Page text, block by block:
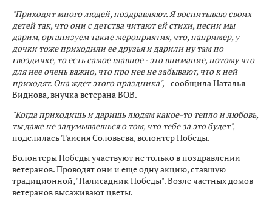
"Приходит много людей, поздравляют. Я воспитываю своих
детей так, что они с детства читают ей стихи, песни мы
дарим, организуем такие мероприятия, что, например, у
дочки тоже приходили ее друзья и дарили ну там по
гвоздичке, то есть самое главное - это внимание, потому что
для нее очень важно, что про нее не забывают, что к ней
приходят. Она ждет этого праздника", - сообщила Наталья
Виднова, внучка ветерана ВОВ.
"Когда приходишь и даришь людям какое-то тепло и любовь,
ты даже не задумываешься о том, что тебе за это будет", -
поделилась Таисия Соловьева, волонтер Победы.
Волонтеры Победы участвуют не только в поздравлении
ветеранов. Проводят они и еще одну акцию, ставшую
традиционной, "Палисадник Победы". Возле частных домов
ветеранов высаживают цветы.